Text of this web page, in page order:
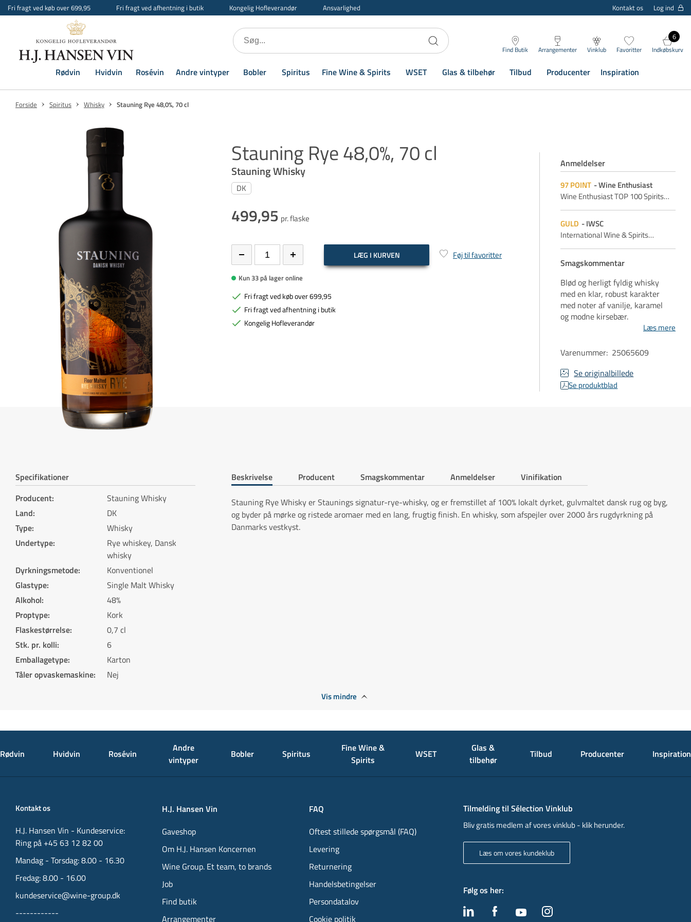
Fri fragt ved køb over 699,95 Fri fragt ved afhentning i butik Kongelig Hofleverandør Ansvarlighed Kontakt os Log ind
Find Butik Arrangementer Vinklub Favoritter
6
Indkøbskurv
Rødvin Hvidvin Rosévin Andre vintyper Bobler Spiritus Fine Wine & Spirits WSET Glas & tilbehør Tilbud Producenter Inspiration
Forside Spiritus Whisky Stauning Rye 48,0%, 70 cl
Stauning Rye 48,0%, 70 cl
Stauning Whisky
DK
499,95 pr. flaske
LÆG I KURVEN Føj til favoritter
Kun 33 på lager online
Fri fragt ved køb over 699,95
Fri fragt ved afhentning i butik
Kongelig Hofleverandør
Anmeldelser
97POINT
Wine Enthusiast
Wine Enthusiast TOP 100 Spirits…
GULD
IWSC
International Wine & Spirits…
Smagskommentar
Blød og herligt fyldig whisky
med en klar, robust karakter
med noter af vanilje, karamel
og modne kirsebær.
Læs mere
Varenummer: 25065609
Se originalbillede
Se produktblad
Specifikationer
Producent:
Stauning Whisky
Land:
DK
Type:
Whisky
Undertype:
Rye whiskey, Dansk
whisky
Dyrkningsmetode:
Konventionel
Glastype:
Single Malt Whisky
Alkohol:
48%
Proptype:
Kork
Flaskestørrelse:
0,7 cl
Stk. pr. kolli:
6
Emballagetype:
Karton
Tåler opvaskemaskine: Nej
Beskrivelse Producent Smagskommentar Anmeldelser Vinifikation
Stauning Rye Whisky er Staunings signatur-rye-whisky, og er fremstillet af 100% lokalt dyrket, gulvmaltet dansk rug og byg,
og byder på mørke og ristede aromaer med en lang, frugtig finish. En whisky, som afspejler over 2000 års rugdyrkning på
Danmarks vestkyst.
Vis mindre
Rødvin Hvidvin Rosévin
Andre
vintyper
Bobler Spiritus
Fine Wine &
Spirits
WSET
Glas &
tilbehør
Tilbud Producenter Inspiration
Kontakt os
H.J. Hansen Vin - Kundeservice:
Ring på +45 63 12 82 00
Mandag - Torsdag: 8.00 - 16.30
Fredag: 8.00 - 16.00
kundeservice@wine-group.dk
------------
H.J. Hansen Vin
Gaveshop
Om H.J. Hansen Koncernen
Wine Group. Et team, to brands
Job
Find butik
Arrangementer
FAQ
Oftest stillede spørgsmål (FAQ)
Levering
Returnering
Handelsbetingelser
Persondatalov
Cookie politik
Tilmelding til Sélection Vinklub
Bliv gratis medlem af vores vinklub - klik herunder.
Læs om vores kundeklub
Følg os her: